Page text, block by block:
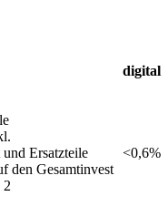
digital
Ersatzteile
den Gesamtinvest
2
<0,6%